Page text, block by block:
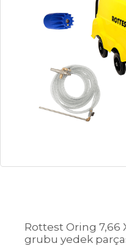
Rottest Oring 7,66
grubu yedek